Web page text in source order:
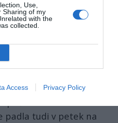
Use,
Sharing of my
with the
collected.
Access Privacy Policy
in dolgo stojim ter
boli in bolečina se
je v glavi in zelo
da je težko. Koko
se v življenju vedno drži
padla tudi v petek na